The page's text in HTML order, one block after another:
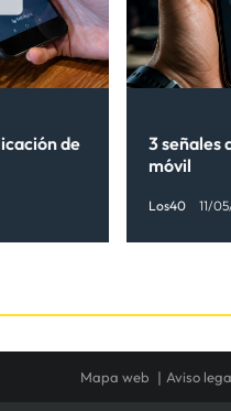
de
3 señales
móvil
Los40 11/
Mapa web Aviso